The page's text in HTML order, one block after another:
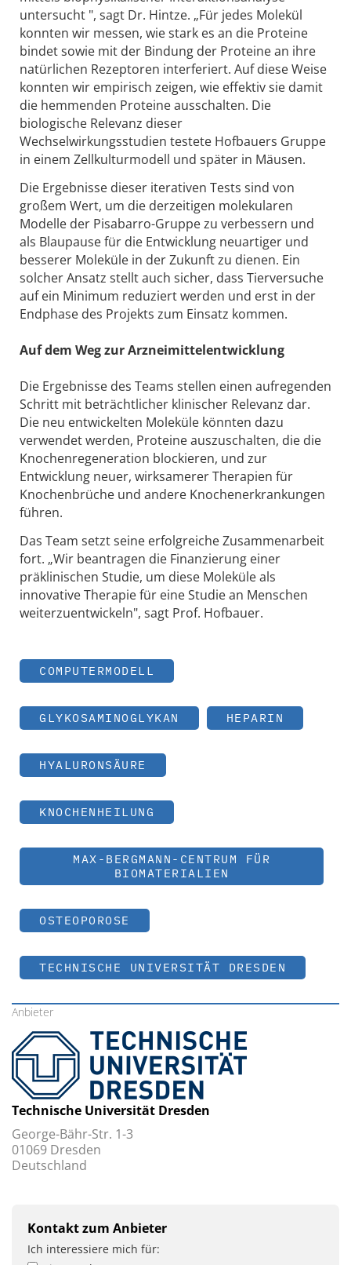
untersucht ", sagt Dr. Hintze. „Für jedes Molekül
konnten wir messen, wie stark es an die Proteine
bindet sowie mit der Bindung der Proteine an ihre
natürlichen Rezeptoren interferiert. Auf diese Weise
konnten wir empirisch zeigen, wie effektiv sie damit
die hemmenden Proteine ausschalten. Die
biologische Relevanz dieser
Wechselwirkungsstudien testete Hofbauers Gruppe
in einem Zellkulturmodell und später in Mäusen.
Die Ergebnisse dieser iterativen Tests sind von
großem Wert, um die derzeitigen molekularen
Modelle der Pisabarro-Gruppe zu verbessern und
als Blaupause für die Entwicklung neuartiger und
besserer Moleküle in der Zukunft zu dienen. Ein
solcher Ansatz stellt auch sicher, dass Tierversuche
auf ein Minimum reduziert werden und erst in der
Endphase des Projekts zum Einsatz kommen.
Auf dem Weg zur Arzneimittelentwicklung
Die Ergebnisse des Teams stellen einen aufregenden
Schritt mit beträchtlicher klinischer Relevanz dar.
Die neu entwickelten Moleküle könnten dazu
verwendet werden, Proteine auszuschalten, die die
Knochenregeneration blockieren, und zur
Entwicklung neuer, wirksamerer Therapien für
Knochenbrüche und andere Knochenerkrankungen
führen.
Das Team setzt seine erfolgreiche Zusammenarbeit
fort. „Wir beantragen die Finanzierung einer
präklinischen Studie, um diese Moleküle als
innovative Therapie für eine Studie an Menschen
weiterzuentwickeln", sagt Prof. Hofbauer.
COMPUTERMODELL
GLYKOSAMINOGLYKAN HEPARIN
HYALURONSÄURE
KNOCHENHEILUNG
MAX-BERGMANN-CENTRUM FÜR
BIOMATERIALIEN
OSTEOPOROSE
TECHNISCHE UNIVERSITÄT DRESDEN
Anbieter
Technische Universität Dresden
George-Bähr-Str. 1-3
01069 Dresden
Deutschland
Kontakt zum Anbieter
Ich interessiere mich für: